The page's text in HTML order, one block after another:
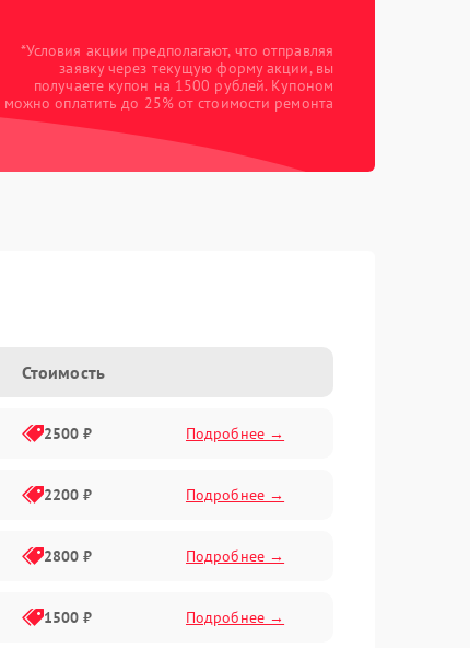
*Условия акции предполагают, что отправляя
заявку через текущую форму акции, вы
получаете купон на 1500 рублей. Купоном
можно оплатить до 25% от стоимости ремонта
Стоимость
2500 ₽ Подробнее →
2200 ₽ Подробнее →
2800 ₽ Подробнее →
1500 ₽ Подробнее →